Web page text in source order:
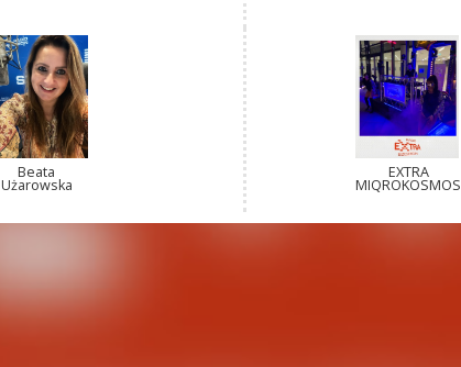
Beata
Użarowska
EXTRA
MIQROKOSMOS